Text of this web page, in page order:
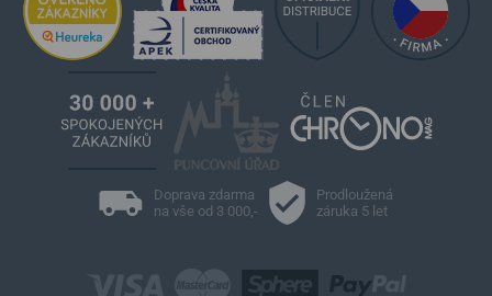
Doprava zdarma
na vše od 3 000,-
Prodloužená
záruka 5 let